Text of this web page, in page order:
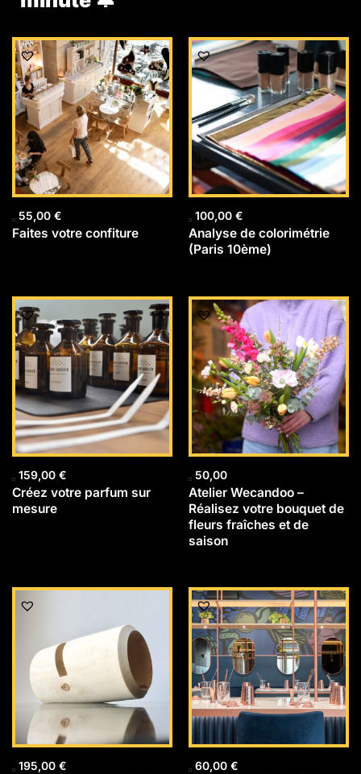
55,00 €
Faites votre confiture
100,00 €
Analyse de colorimétrie
(Paris 10ème)
159,00 €
Créez votre parfum sur
mesure
50,00
Atelier Wecandoo –
Réalisez votre bouquet de
fleurs fraîches et de
saison
195,00 € 60,00 €